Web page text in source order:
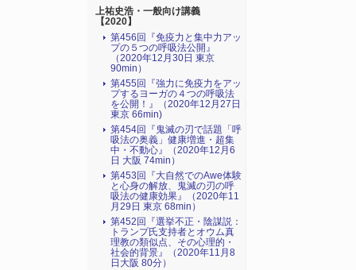
上祐史浩・一般向け講義
【2020】
第456回『免疫力と集中力アッ
プの５つの呼吸法公開』
（2020年12月30日 東京
90min）
第455回『強力に免疫力をアッ
プするヨーガの４つの呼吸法
を公開！』（2020年12月27日
東京 66min)
第454回『鬼滅の刃で話題「呼
吸法の奥義」健康増進・超集
中・不動心』（2020年12月6
日 大阪 74min）
第453回『大自然でのAwe体験
と心身の解放、鬼滅の刃の呼
吸法の健康効果』（2020年11
月29日 東京 68min）
第452回『選挙不正・陰謀説：
トランプ氏支持者とオウム真
理教の類似点、その心理的・
社会的背景』（2020年11月8
日大阪 80分）